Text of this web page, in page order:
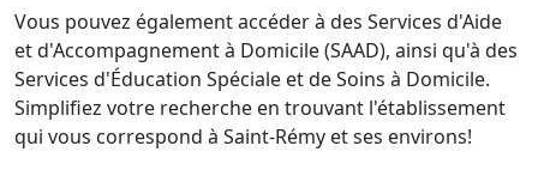
Vous pouvez également accéder à des Services d'Aide
et d'Accompagnement à Domicile (SAAD), ainsi qu'à des
Services d'Éducation Spéciale et de Soins à Domicile.
Simplifiez votre recherche en trouvant l'établissement
qui vous correspond à Saint-Rémy et ses environs!